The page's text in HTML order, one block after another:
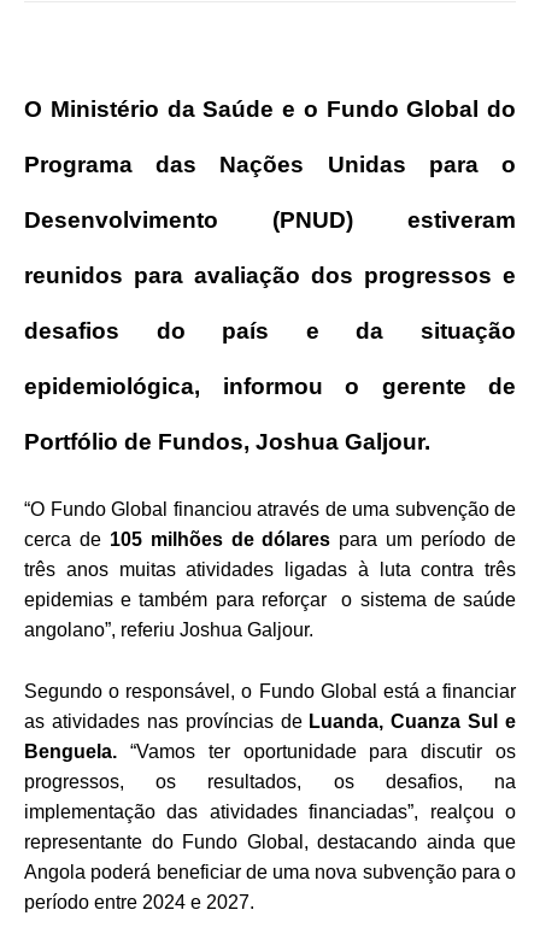
O Ministério da Saúde e o Fundo Global do
Programa das Nações Unidas para o
Desenvolvimento (PNUD) estiveram
reunidos para avaliação dos progressos e
desafios do país e da situação
epidemiológica, informou o gerente de
Portfólio de Fundos, Joshua Galjour.
“O Fundo Global financiou através de uma subvenção de
cerca de 105 milhões de dólares para um período de
três anos muitas atividades ligadas à luta contra três
epidemias e também para reforçar o sistema de saúde
angolano”, referiu Joshua Galjour.
Segundo o responsável, o Fundo Global está a financiar
as atividades nas províncias de Luanda, Cuanza Sul e
Benguela. “Vamos ter oportunidade para discutir os
progressos, os resultados, os desafios, na
implementação das atividades financiadas”, realçou o
representante do Fundo Global, destacando ainda que
Angola poderá beneficiar de uma nova subvenção para o
período entre 2024 e 2027.